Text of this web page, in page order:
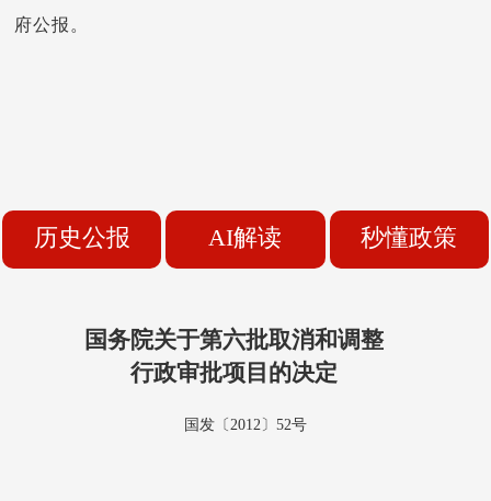
府公报。
历史公报 AI解读 秒懂政策
国务院关于第六批取消和调整
行政审批项目的决定
国发〔2012〕52号